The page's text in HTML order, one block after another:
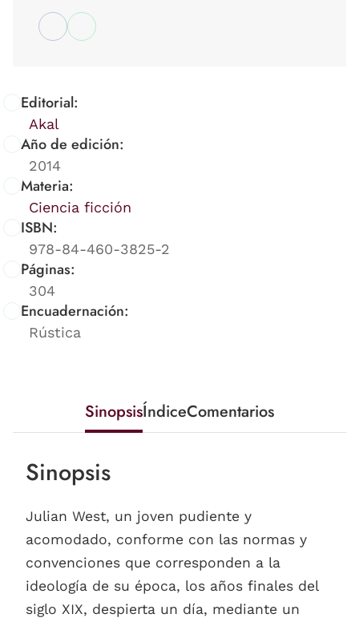
Editorial:
Akal
Año de edición:
2014
Materia:
Ciencia ficción
ISBN:
978-84-460-3825-2
Páginas:
304
Encuadernación:
Rústica
SinopsisÍndiceComentarios
Sinopsis
Julian West, un joven pudiente y
acomodado, conforme con las normas y
convenciones que corresponden a la
ideología de su época, los años finales del
siglo XIX, despierta un día, mediante un